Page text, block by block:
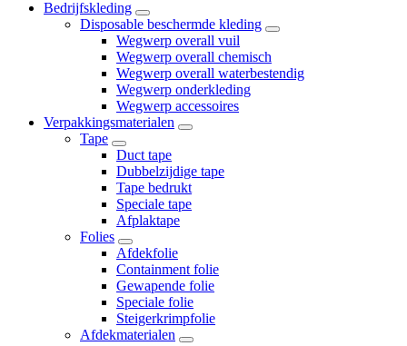
Bedrijfskleding
Disposable beschermde kleding
Wegwerp overall vuil
Wegwerp overall chemisch
Wegwerp overall waterbestendig
Wegwerp onderkleding
Wegwerp accessoires
Verpakkingsmaterialen
Tape
Duct tape
Dubbelzijdige tape
Tape bedrukt
Speciale tape
Afplaktape
Folies
Afdekfolie
Containment folie
Gewapende folie
Speciale folie
Steigerkrimpfolie
Afdekmaterialen